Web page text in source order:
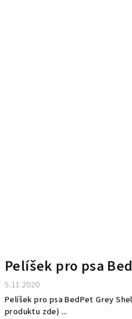
Pelíšek pro psa
5.11.2020
Pelíšek pro psa BedPet Grey
produktu zde) ...